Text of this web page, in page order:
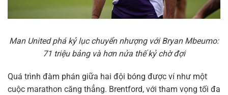
Man United phá kỷ lục chuyển nhượng với Bryan Mbeumo:
71 triệu bảng và hơn nửa thế kỷ chờ đợi
Quá trình đàm phán giữa hai đội bóng được ví như một
cuộc marathon căng thẳng. Brentford, với tham vọng tối đa